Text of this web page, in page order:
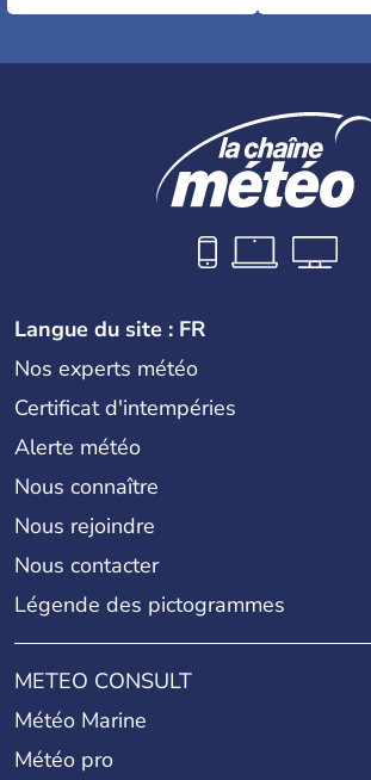
Langue du site : FR
Nos experts météo
Certificat d'intempéries
Alerte météo
Nous connaître
Nous rejoindre
Nous contacter
Légende des pictogrammes
METEO CONSULT
Météo Marine
Météo pro